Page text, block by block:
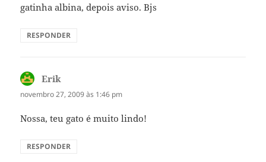
gatinha albina, depois aviso. Bjs
RESPONDER
Erik
novembro 27, 2009 às 1:46 pm
Nossa, teu gato é muito lindo!
RESPONDER